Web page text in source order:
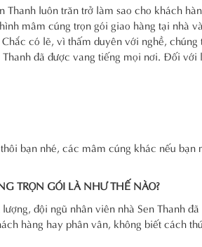
luôn trăn trở làm sao cho khách
mâm cúng trọn gói giao hàng tại nhà
có lẽ, vì thấm duyên với nghề,
đã được vang tiếng mọi nơi. Đối
bạn nhé, các mâm cúng khác nếu bạn
TRỌN GÓI LÀ NHƯ THẾ NÀO?
đội ngũ nhân viên nhà Sen Thanh
hàng hay phân vân, không biết cách